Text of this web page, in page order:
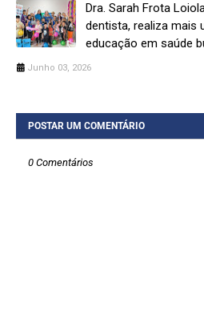
Dra. Sarah Frota
dentista, realiza mais
educação em saúde
Junho 03, 2026
POSTAR UM COMENTÁRIO
0 Comentários